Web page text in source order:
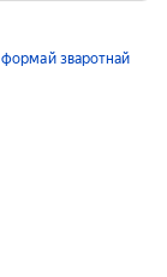
формай зваротнай